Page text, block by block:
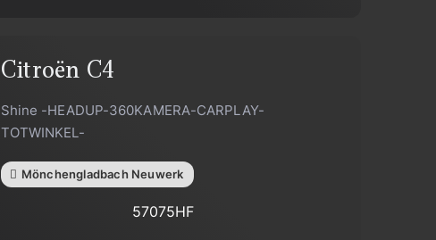
Citroën C4
Shine -HEADUP-360KAMERA-CARPLAY-
TOTWINKEL-
Mönchengladbach Neuwerk
57075HF